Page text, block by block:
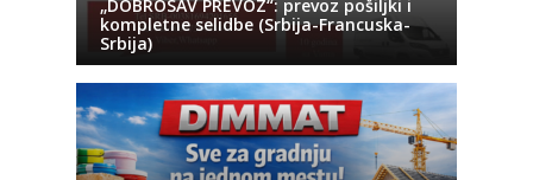
„DOBROSAV PREVOZ“: prevoz pošiljki i
kompletne selidbe (Srbija-Francuska-
Srbija)